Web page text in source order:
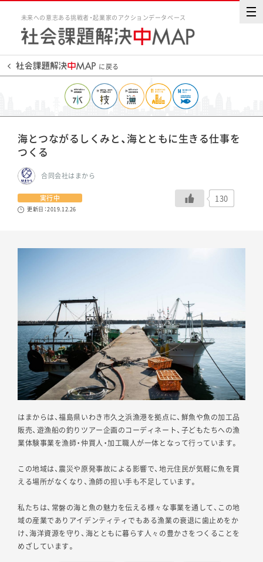
未来への意志ある挑戦者・起業家のアクションデータベース
に戻る
海とつながるしくみと、海とともに生きる仕事を
つくる
合同会社はまから
実行中
更新日：2019.12.26
130
はまからは、福島県いわき市久之浜漁港を拠点に、鮮魚や魚の加工品
販売、遊漁船の釣りツアー企画のコーディネート、子どもたちへの漁
業体験事業を漁師・仲買人・加工職人が一体となって行っています。
この地域は、震災や原発事故による影響で、地元住民が気軽に魚を買
える場所がなくなり、漁師の担い手も不足しています。
私たちは、常磐の海と魚の魅力を伝える様々な事業を通して、この地
域の産業でありアイデンティティでもある漁業の衰退に歯止めをか
け、海洋資源を守り、海とともに暮らす人々の豊かさをつくることを
めざしています。